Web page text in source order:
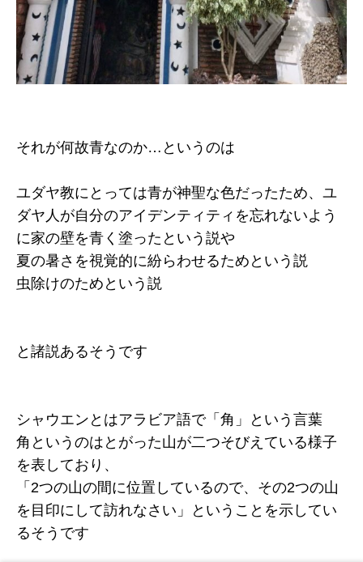
それが何故青なのか…というのは
ユダヤ教にとっては青が神聖な色だったため、ユ
ダヤ人が自分のアイデンティティを忘れないよう
に家の壁を青く塗ったという説や
夏の暑さを視覚的に紛らわせるため という説
虫除けのため という説
と諸説あるそうです
シャウエンとはアラビア語で「角」という言葉
角というのはとがった山が二つそびえている様子
を表しており、
「2つの山の間に位置しているので、その2つの山
を目印にして訪れなさい」ということを示してい
るそうです